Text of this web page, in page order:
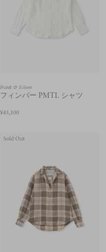
Frank & Eileen
フィンバー PMTL シャツ
¥45,100
Sold Out